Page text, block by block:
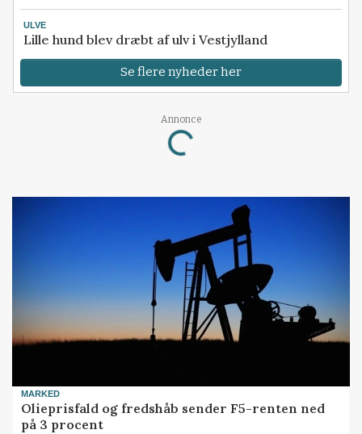
ULVE
Lille hund blev dræbt af ulv i Vestjylland
Se flere nyheder her
Annonce
Loading...
MARKED
Olieprisfald og fredshåb sender F5-renten ned
på 3 procent